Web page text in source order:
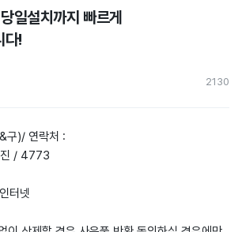
일설치까지 빠르게
다!
2130
구)/ 연락처 :
진 / 4773
터넷